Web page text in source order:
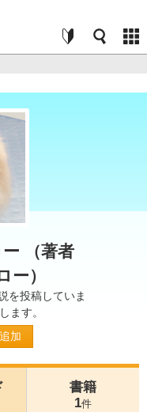
（著者
ー）
を投稿していま
ます。
加
書籍
1件